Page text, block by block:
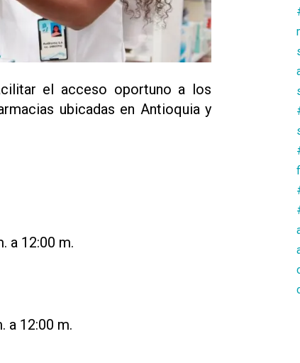
el acceso oportuno a los
ubicadas en Antioquia y
a 12:00 m.
a 12:00 m.